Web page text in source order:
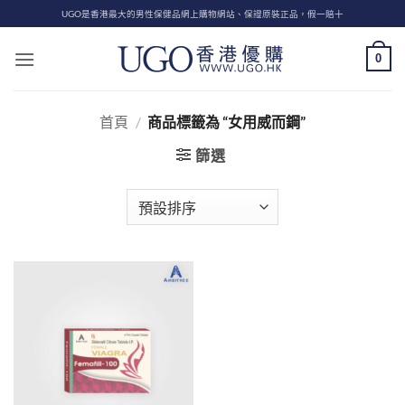
to
content
UGO是香港最大的男性保健品網上購物網站、保證原裝正品，假一賠十
0
首頁 / 商品標籤為 “女用威而鋼”
篩選